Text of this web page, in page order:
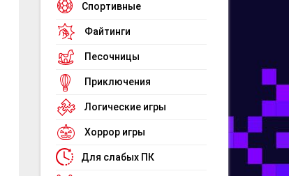
Спортивные
Файтинги
Песочницы
Приключения
Логические игры
Хоррор игры
Для слабых ПК